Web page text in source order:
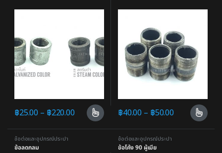
฿25.00 – ฿220.00 ฿40.00 – ฿50.00
ข้อต่อและอุปกรณ์ประปา
ข้อลดกลม
ข้อต่อและอุปกรณ์ประปา
ข้อโค้ง 90 ผู้เมีย